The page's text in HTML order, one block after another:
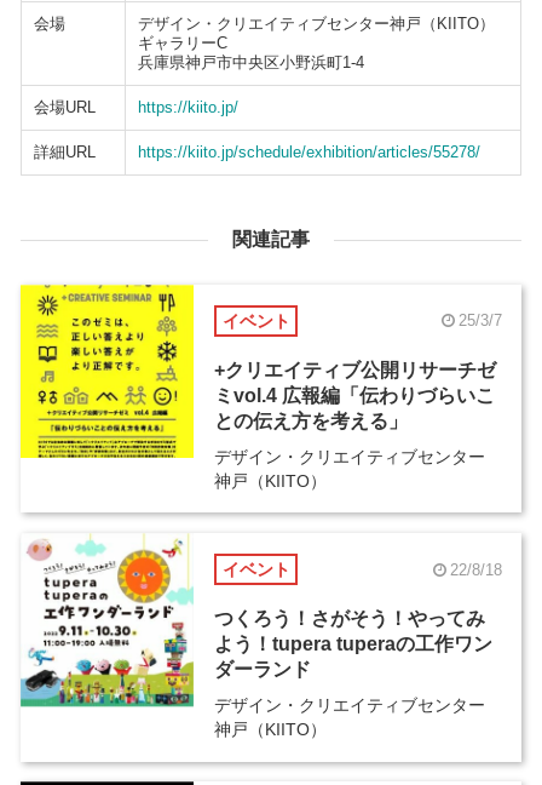
会場
デザイン・クリエイティブセンター神戸（KIITO）
ギャラリーC
兵庫県神戸市中央区小野浜町1-4
会場URL https://kiito.jp/
詳細URL https://kiito.jp/schedule/exhibition/articles/55278/
関連記事
イベント 25/3/7
+クリエイティブ公開リサーチゼ
ミvol.4 広報編「伝わりづらいこ
との伝え方を考える」
デザイン・クリエイティブセンター
神戸（KIITO）
イベント 22/8/18
つくろう！さがそう！やってみ
よう！tupera tuperaの工作ワン
ダーランド
デザイン・クリエイティブセンター
神戸（KIITO）